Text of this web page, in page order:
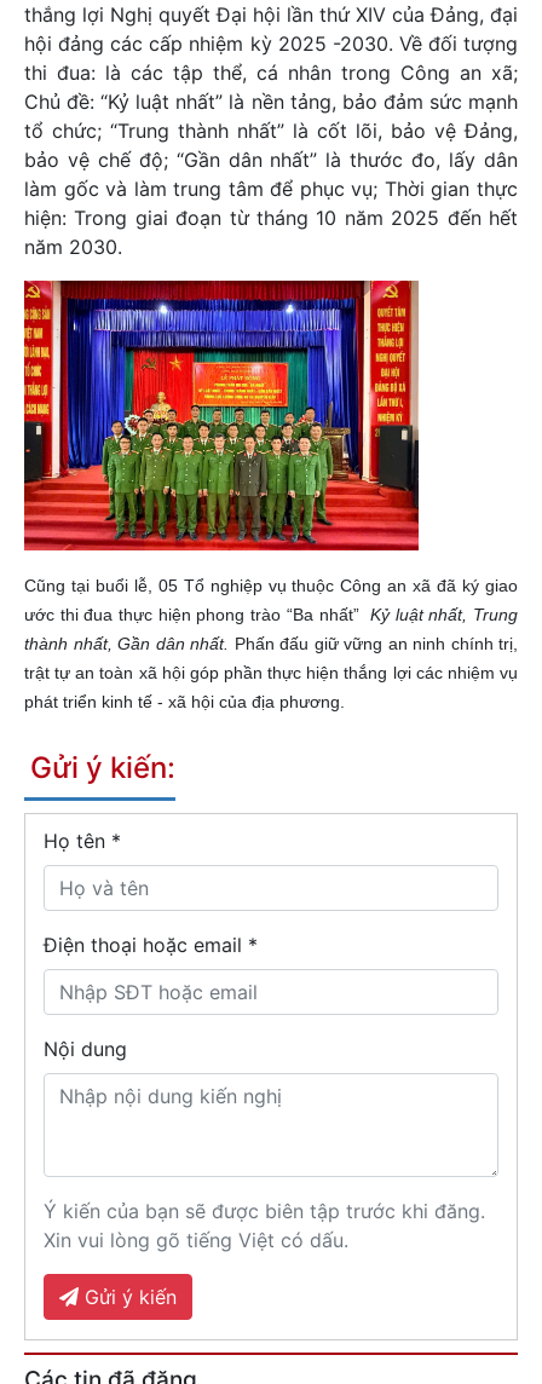
thắng lợi Nghị quyết Đại hội lần thứ XIV của Đảng, đại
hội đảng các cấp nhiệm kỳ 2025 -2030. Về đối tượng
thi đua: là các tập thể, cá nhân trong Công an xã;
Chủ đề: “Kỷ luật nhất” là nền tảng, bảo đảm sức mạnh
tổ chức; “Trung thành nhất” là cốt lõi, bảo vệ Đảng,
bảo vệ chế độ; “Gần dân nhất” là thước đo, lấy dân
làm gốc và làm trung tâm để phục vụ; Thời gian thực
hiện: Trong giai đoạn từ tháng 10 năm 2025 đến hết
năm 2030.
Cũng tại buổi lễ, 05 Tổ nghiệp vụ thuộc Công an xã đã ký giao
ước thi đua thực hiện phong trào “Ba nhất” Kỷ luật nhất, Trung
thành nhất, Gần dân nhất. Phấn đấu giữ vững an ninh chính trị,
trật tự an toàn xã hội góp phần thực hiện thắng lợi các nhiệm vụ
phát triển kinh tế - xã hội của địa phương.
Gửi ý kiến:
Họ tên *
Điện thoại hoặc email *
Nội dung
Ý kiến của bạn sẽ được biên tập trước khi đăng.
Xin vui lòng gõ tiếng Việt có dấu.
Gửi ý kiến